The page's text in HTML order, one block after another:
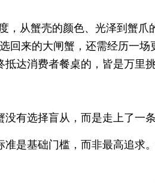
，从蟹壳的颜色、光泽到蟹
来的大闸蟹，还需经历一场
达消费者餐桌的，皆是万里
有选择盲从，而是走上了一
是基础门槛，而非最高追求